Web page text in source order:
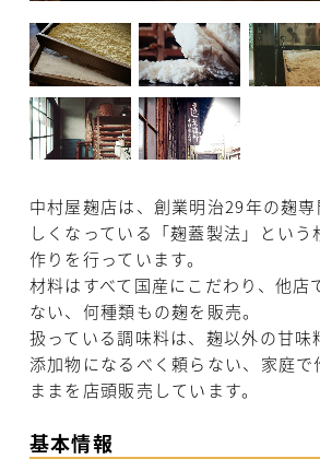
中村屋麹店は、創業明治29年の麹
しくなっている「麹蓋製法」という
作りを行っています。
材料はすべて国産にこだわり、他店
ない、何種類もの麹を販売。
扱っている調味料は、麹以外の甘味
添加物になるべく頼らない、家庭で
ままを店頭販売しています。
基本情報